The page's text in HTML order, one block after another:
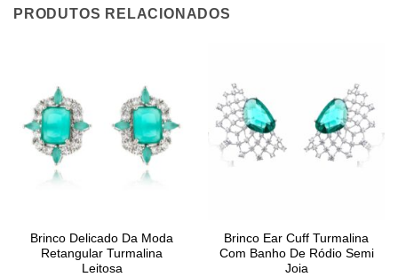
PRODUTOS RELACIONADOS
Brinco Delicado Da Moda
Retangular Turmalina
Leitosa
Brinco Ear Cuff Turmalina
Com Banho De Ródio Semi
Joia